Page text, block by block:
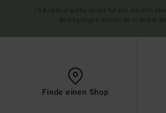
Finde einen Shop